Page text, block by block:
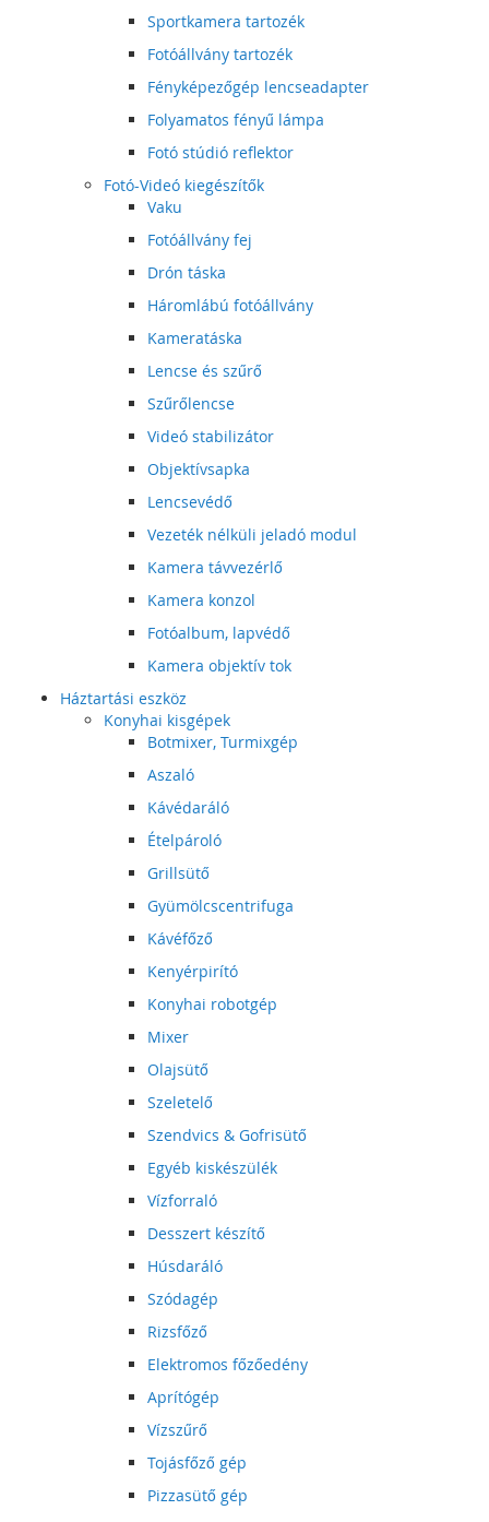
Sportkamera tartozék
Fotóállvány tartozék
Fényképezőgép lencseadapter
Folyamatos fényű lámpa
Fotó stúdió reflektor
Fotó-Videó kiegészítők
Vaku
Fotóállvány fej
Drón táska
Háromlábú fotóállvány
Kameratáska
Lencse és szűrő
Szűrőlencse
Videó stabilizátor
Objektívsapka
Lencsevédő
Vezeték nélküli jeladó modul
Kamera távvezérlő
Kamera konzol
Fotóalbum, lapvédő
Kamera objektív tok
Háztartási eszköz
Konyhai kisgépek
Botmixer, Turmixgép
Aszaló
Kávédaráló
Ételpároló
Grillsütő
Gyümölcscentrifuga
Kávéfőző
Kenyérpirító
Konyhai robotgép
Mixer
Olajsütő
Szeletelő
Szendvics & Gofrisütő
Egyéb kiskészülék
Vízforraló
Desszert készítő
Húsdaráló
Szódagép
Rizsfőző
Elektromos főzőedény
Aprítógép
Vízszűrő
Tojásfőző gép
Pizzasütő gép